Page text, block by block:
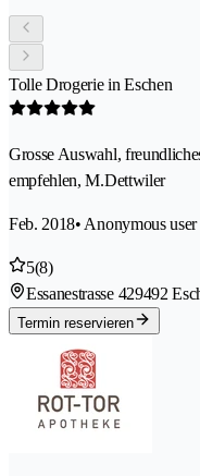
Tolle Drogerie in Eschen
Grosse Auswahl,
empfehlen, M.Dettwiler
Feb. 2018• Anonymous user
5(8)
Essanestrasse 429492
Termin reservieren